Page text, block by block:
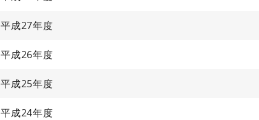
平成27年度
平成26年度
平成25年度
平成24年度